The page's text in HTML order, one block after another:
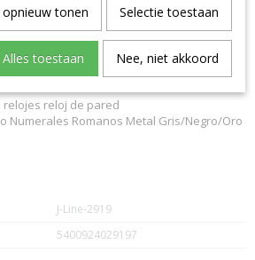
orologi orologio da muro
Roman Numerals Metal Grey/Black/Gold
relojes reloj de pared
Numerales Romanos Metal Gris/Negro/Oro
J-Line-2919
5400924029197
tonen Selectie toestaan
Alles toestaan Nee, niet akkoord